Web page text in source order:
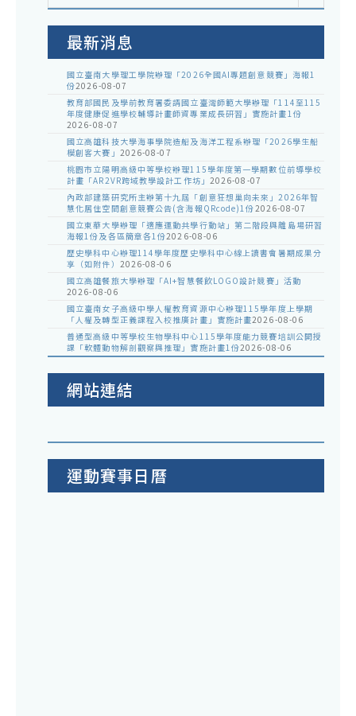
室
最新消息
國立臺南大學理工學院辦理「2026全國AI專題創意競賽」海報1
份2026-08-07
教育部國民及學前教育署委請國立臺灣師範大學辦理「114至115
年度健康促進學校輔導計畫師資專業成長研習」實施計畫1份
2026-08-07
國立高雄科技大學海事學院造船及海洋工程系辦理「2026學生船
模創客大賽」 2026-08-07
桃園市立陽明高級中等學校辦理115學年度第一學期數位前導學校
計畫「AR2VR跨域教學設計工作坊」 2026-08-07
內政部建築研究所主辦第十九屆「創意狂想巢向未來」2026年智
慧化居住空間創意競賽公告(含海報QRcode)1份2026-08-07
國立東華大學辦理「適應運動共學行動站」第二階段與離島場研習
海報1份及各區簡章各1份2026-08-06
歷史學科中心辦理114學年度歷史學科中心線上讀書會暑期成果分
享（如附件） 2026-08-06
國立高雄餐旅大學辦理「AI+智慧餐飲LOGO設計競賽」活動
2026-08-06
國立臺南女子高級中學人權教育資源中心辦理115學年度上學期
「人權及轉型正義課程入校推廣計畫」實施計畫2026-08-06
普通型高級中等學校生物學科中心115學年度能力競賽培訓公開授
課「軟體動物解剖觀察與推理」實施計畫1份2026-08-06
網站連結
運動賽事日曆